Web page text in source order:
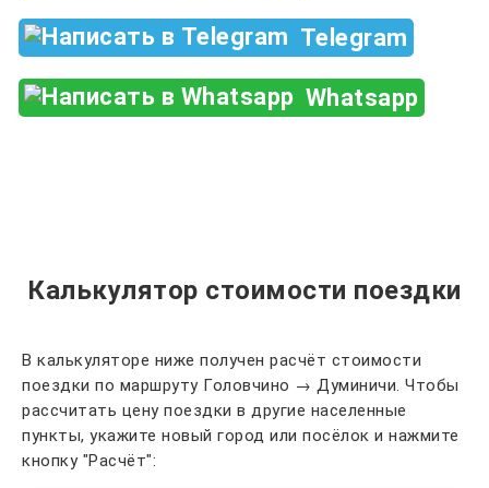
Telegram
Whatsapp
Калькулятор стоимости поездки
В калькуляторе ниже получен расчёт стоимости
поездки по маршруту Головчино → Думиничи. Чтобы
рассчитать цену поездки в другие населенные
пункты, укажите новый город или посёлок и нажмите
кнопку "Расчёт":